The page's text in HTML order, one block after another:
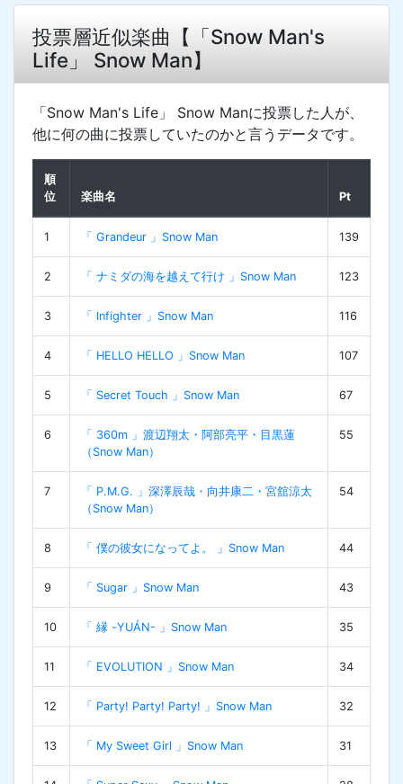
投票層近似楽曲【「Snow Man's
Life」 Snow Man】
「Snow Man's Life」 Snow Manに投票した人が、
他に何の曲に投票していたのかと言うデータです。
順
位
楽曲名 Pt
1 「 Grandeur 」Snow Man 139
2 「 ナミダの海を越えて行け 」Snow Man 123
3 「 Infighter 」Snow Man 116
4 「 HELLO HELLO 」Snow Man 107
5 「 Secret Touch 」Snow Man 67
6
「 360m 」渡辺翔太・阿部亮平・目黒蓮
（Snow Man）
55
7
「 P.M.G. 」深澤辰哉・向井康二・宮舘涼太
（Snow Man）
54
8 「 僕の彼女になってよ。 」Snow Man 44
9 「 Sugar 」Snow Man 43
10 「 縁 -YUÁN- 」Snow Man 35
11 「 EVOLUTION 」Snow Man 34
12 「 Party! Party! Party! 」Snow Man 32
13 「 My Sweet Girl 」Snow Man 31